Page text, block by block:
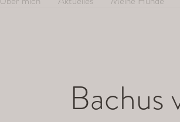
Bachus